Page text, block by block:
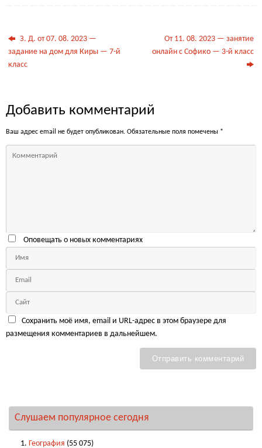
З. Д. от 07. 08. 2023 —
задание на дом для Киры — 7-й
класс
От 11. 08. 2023 — занятие
онлайн с Софико — 3-й класс
Добавить комментарий
Ваш адрес email не будет опубликован. Обязательные поля помечены *
Оповещать о новых комментариях
Сохранить моё имя, email и URL-адрес в этом браузере для
размещения комментариев в дальнейшем.
Слушаем популярное сегодня
География (55 075)